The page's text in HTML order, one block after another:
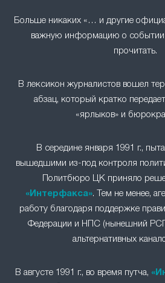
Больше никаких «… и другие
важную информацию о
прочитать.
В лексикон журналистов вошел
абзац, который кратко
«ярлыков» и
В середине января 1991 г.,
вышедшими из-под контроля
Политбюро ЦК приняло
«Интерфакса». Тем не менее,
работу благодаря поддержке
Федерации и НПС (нынешний
альтернативных
В августе 1991 г., во время путча,